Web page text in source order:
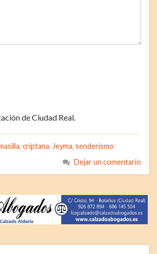
de Ciudad Real.
, criptana, Jeyma, senderismo
Dejar un comentario